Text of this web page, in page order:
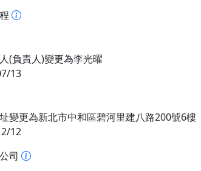
(負責人)變更為李光曜
13
變更為新北市中和區碧河里建八路200號6樓
12
司